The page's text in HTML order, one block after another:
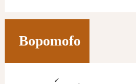
Bopomofo
ˊ